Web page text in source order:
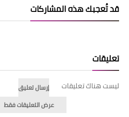
قد تُعجبك هذه المشاركات
تعليقات
ليست هناك تعليقات
إرسال تعليق
عرض التعليقات فقط